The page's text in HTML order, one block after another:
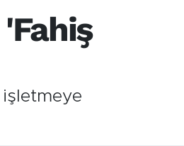
işletmeye